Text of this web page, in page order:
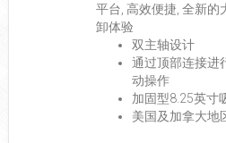
平台, 高效便捷, 全新的
卸体验
双主轴设计
通过顶部连接进
动操作
加固型8.25英寸
美国及加拿大地